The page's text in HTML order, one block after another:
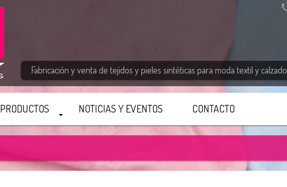
Fabricación y venta de tejidos y pieles sintéticas para moda textil y calzado
PRODUCTOS NOTICIAS Y EVENTOS CONTACTO